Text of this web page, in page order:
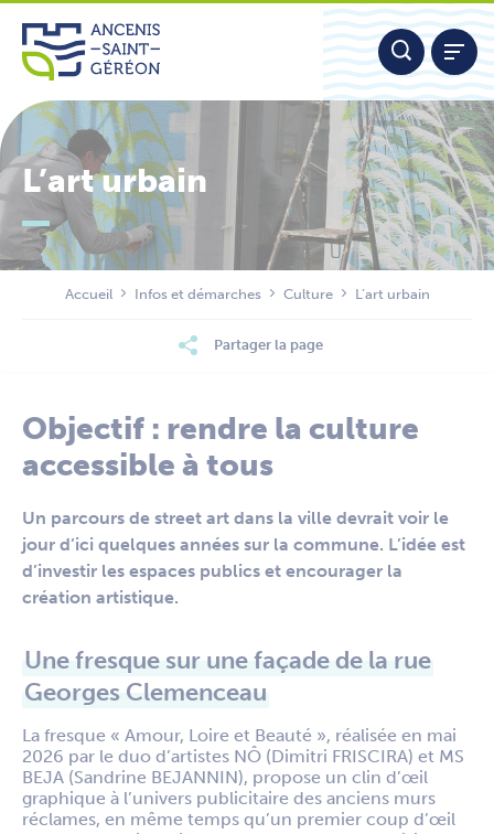
Aller
contenu
Nous contacter
L’art urbain
Accueil Infos et démarches Culture L’art urbain
Partager la page
Objectif : rendre la culture
accessible à tous
Un parcours de street art dans la ville devrait voir le
jour d’ici quelques années sur la commune. L’idée est
d’investir les espaces publics et encourager la
création artistique.
Une fresque sur une façade de la rue
Georges Clemenceau
La fresque « Amour, Loire et Beauté », réalisée en mai
2026 par le duo d’artistes NÔ (Dimitri FRISCIRA) et MS
BEJA (Sandrine BEJANNIN), propose un clin d’œil
graphique à l’univers publicitaire des anciens murs
réclames, en même temps qu’un premier coup d’œil
Panneau de gestion des cookies